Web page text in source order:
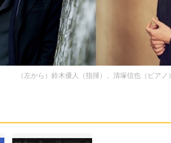
（左から）鈴木優人（指揮）、清塚信也（ピアノ）